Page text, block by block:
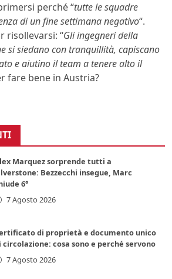
perché “tutte le squadre
di un fine settimana negativo“.
risollevarsi: “Gli ingegneri della
si siedano con tranquillità, capiscano
e aiutino il team a tenere alto il
fare bene in Austria?
Marquez sorprende tutti a
Bezzecchi insegue, Marc
6°
7 Agosto 2026
di proprietà e documento unico
circolazione: cosa sono e perché servono
7 Agosto 2026